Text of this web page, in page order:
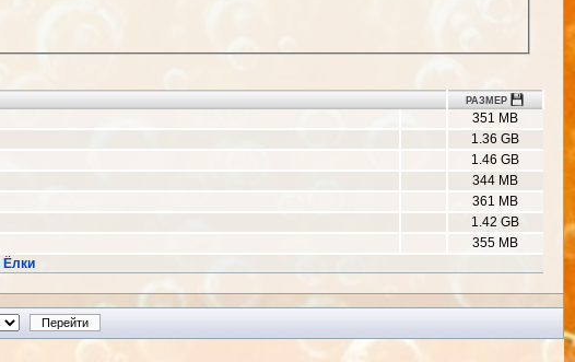
РАЗМЕР
351 MB
1.36 GB
1.46 GB
344 MB
361 MB
1.42 GB
355 MB
Ёлки